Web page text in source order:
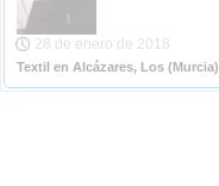
28 de enero de 2018
Textil en Alcázares, Los (Murcia)